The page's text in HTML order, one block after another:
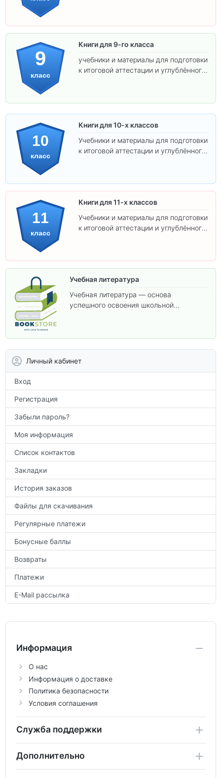
9
класс
Книги для 9-го класса
учебники и материалы для подготовки
к итоговой аттестации и углублённого
10
класс
Книги для 10-х классов
Учебники и материалы для подготовки
к итоговой аттестации и углублённого
11
класс
Книги для 11-х классов
Учебники и материалы для подготовки
к итоговой аттестации и углублённого
Учебная литература
Учебная литература — основа
успешного освоения школьной
Личный кабинет
Вход
Регистрация
Забыли пароль?
Моя информация
Список контактов
Закладки
История заказов
Файлы для скачивания
Регулярные платежи
Бонусные баллы
Возвраты
Платежи
E-Mail рассылка
Информация
О нас
Информация о доставке
Политика безопасности
Условия соглашения
Служба поддержки
Дополнительно